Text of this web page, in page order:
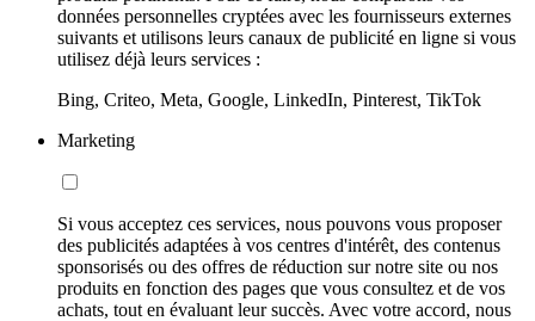
données personnelles cryptées avec les fournisseurs externes
suivants et utilisons leurs canaux de publicité en ligne si vous
utilisez déjà leurs services :
Bing, Criteo, Meta, Google, LinkedIn, Pinterest, TikTok
Marketing
Si vous acceptez ces services, nous pouvons vous proposer
des publicités adaptées à vos centres d'intérêt, des contenus
sponsorisés ou des offres de réduction sur notre site ou nos
produits en fonction des pages que vous consultez et de vos
achats, tout en évaluant leur succès. Avec votre accord, nous